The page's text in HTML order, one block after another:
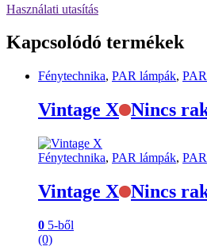
Használati utasítás
Kapcsolódó termékek
Fénytechnika, PAR lámpák,
Vintage X Nincs
Fénytechnika, PAR lámpák,
Vintage X Nincs
0 5-ből
(0)